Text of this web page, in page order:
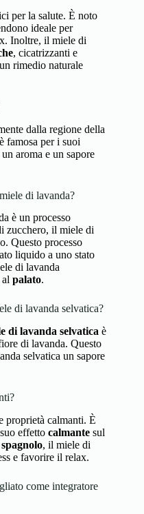
per la salute. È noto
ideale per
Inoltre, il miele di
, cicatrizzanti e
rimedio naturale
dalla regione della
famosa per i suoi
aroma e un sapore
di lavanda?
è un processo
zucchero, il miele di
Questo processo
liquido a uno stato
di lavanda
palato.
di lavanda selvatica?
di lavanda selvatica è
di lavanda. Questo
selvatica un sapore
proprietà calmanti. È
effetto calmante sul
, il miele di
e favorire il relax.
come integratore